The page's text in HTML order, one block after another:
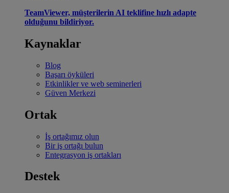
TeamViewer, müşterilerin AI teklifine hızlı adapte
olduğunu bildiriyor.
Kaynaklar
Blog
Başarı öyküleri
Etkinlikler ve web seminerleri
Güven Merkezi
Ortak
İş ortağımız olun
Bir iş ortağı bulun
Entegrasyon iş ortakları
Destek